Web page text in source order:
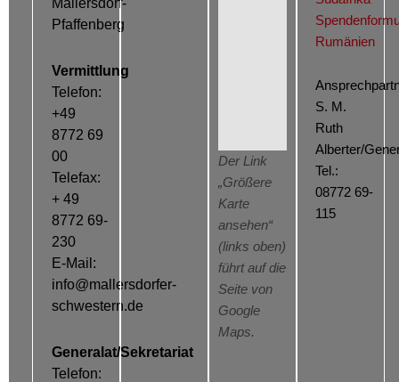
Mallersdorf-
Pfaffenberg
Vermittlung
Telefon:
+49
8772 69
00
Telefax:
+ 49
8772 69-
230
E-Mail:
info@mallersdorfer-
schwestern.de
Generalat/Sekretariat
Telefon:
Der Link
„Größere
Karte
ansehen“
(links oben)
führt auf die
Seite von
Google
Maps.
Rumänien
S. M.
Ruth
Alberter/
Tel.:
08772 69-
115